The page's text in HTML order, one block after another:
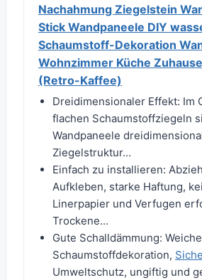
Nachahmung Ziegelstein
Stick Wandpaneele DIY
Schaumstoff-Dekoration
Wohnzimmer Küche
(Retro-Kaffee)
Dreidimensionaler Effekt: Im
flachen Schaumstoffziegeln
Wandpaneele
Ziegelstruktur...
Einfach zu installieren:
Aufkleben, starke Haftung,
Linerpapier und Verfugen
Trockene...
Gute Schalldämmung:
Schaumstoffdekoration,
Umweltschutz, ungiftig und